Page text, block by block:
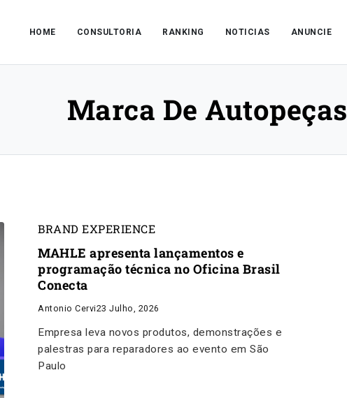
HOME CONSULTORIA RANKING NOTICIAS ANUNCIE
Marca De Autopeças
BRAND EXPERIENCE
MAHLE apresenta lançamentos e
programação técnica no Oficina Brasil
Conecta
Antonio Cervi23 Julho, 2026
Empresa leva novos produtos, demonstrações e
palestras para reparadores ao evento em São
Paulo